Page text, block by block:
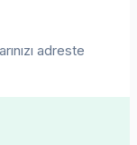
adreste